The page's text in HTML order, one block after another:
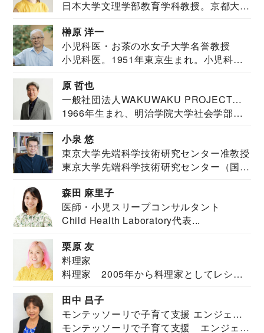
日本大学文理学部教育学科教授。京都大学
榊原 洋一
小児科医・お茶の水女子大学名誉教授
小児科医。1951年東京生まれ。小児科
原 哲也
一般社団法人WAKUWAKU PROJECT
JAPAN代表・言語聴覚士・社会福祉士
1966年生まれ、明治学院大学社会学部福
小泉 悠
東京大学先端科学技術研究センター准教授
東京大学先端科学技術研究センター（国際
森田 麻里子
医師・小児スリープコンサルタント
Child Health Laboratory代表...
栗原 友
料理家
料理家 2005年から料理家としてレシピ
田中 昌子
モンテッソーリで子育て支援 エンジェル
ズハウス研究所所長
モンテッソーリで子育て支援 エンジェル